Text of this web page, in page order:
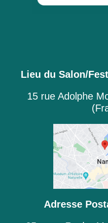
Lieu du Salon/
15 rue Adolphe
Adresse